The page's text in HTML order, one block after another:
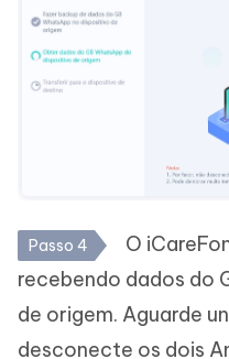
Passo 4
O
recebendo dados do
de origem. Aguarde
desconecte os dois